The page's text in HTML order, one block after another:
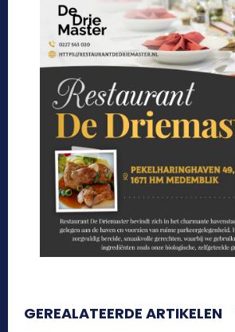
GEREALATEERDE ARTIKELEN